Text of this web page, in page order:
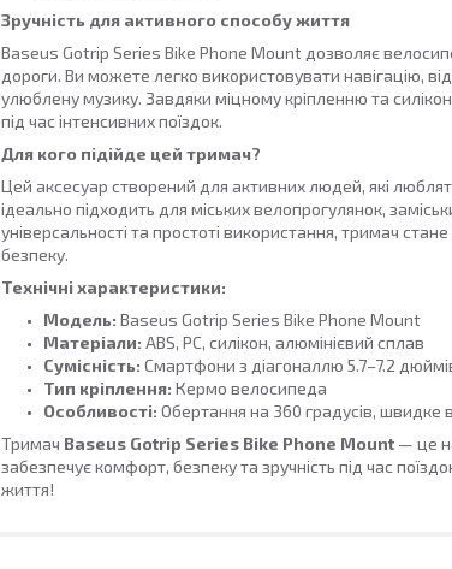
Зручність для активного способу життя
Baseus Gotrip Series Bike Phone Mount дозволяє
дороги. Ви можете легко використовувати навігацію,
улюблену музику. Завдяки міцному кріпленню та
під час інтенсивних поїздок.
Для кого підійде цей тримач?
Цей аксесуар створений для активних людей, які
ідеально підходить для міських велопрогулянок,
універсальності та простоті використання, тримач
безпеку.
Технічні характеристики:
Модель: Baseus Gotrip Series Bike Phone Mount
Матеріали: ABS, PC, силікон, алюмінієвий сплав
Сумісність: Смартфони з діагоналлю 5.7–7.2
Тип кріплення: Кермо велосипеда
Особливості: Обертання на 360 градусів, швидке
Тримач Baseus Gotrip Series Bike Phone Mount — це
забезпечує комфорт, безпеку та зручність під час
життя!